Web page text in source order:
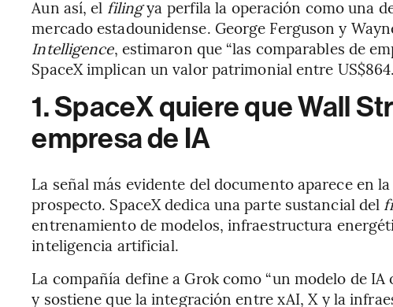
Aun así, el filingya perfila la operación como una
mercado estadounidense. George Ferguson y
Intelligence, estimaron que “las comparables de
SpaceX implican un valor patrimonial entre
1. SpaceX quiere que Wall
empresa de IA
La señal más evidente del documento aparece en
prospecto. SpaceX dedica una parte sustancial del
entrenamiento de modelos, infraestructura
inteligencia artificial.
La compañía define a Grok como “un modelo de
y sostiene que la integración entre xAI, X y la